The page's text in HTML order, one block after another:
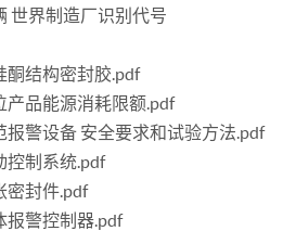
世界制造厂识别代号
酮结构密封胶.pdf
产品能源消耗限额.pdf
报警设备 安全要求和试验方法.pdf
控制系统.pdf
密封件.pdf
报警控制器.pdf